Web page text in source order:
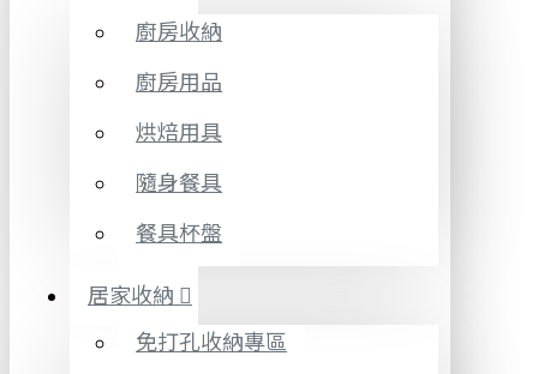
廚房收納
廚房用品
烘焙用具
隨身餐具
餐具杯盤
居家收納
免打孔收納專區